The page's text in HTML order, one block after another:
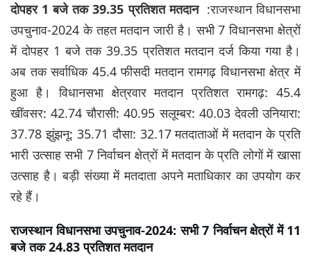
दोपहर 1 बजे तक 39.35 प्रतिशत मतदान :राजस्थान विधानसभा
उपचुनाव-2024 के तहत मतदान जारी है। सभी 7 विधानसभा क्षेत्रों
में दोपहर 1 बजे तक 39.35 प्रतिशत मतदान दर्ज किया गया है।
अब तक सर्वाधिक 45.4 फीसदी मतदान रामगढ़ विधानसभा क्षेत्र में
हुआ है। विधानसभा क्षेत्रवार मतदान प्रतिशत रामगढ़: 45.4
खींवसर: 42.74 चौरासी: 40.95 सलूम्बर: 40.03 देवली उनियारा:
37.78 झुंझनू: 35.71 दौसा: 32.17 मतदाताओं में मतदान के प्रति
भारी उत्साह सभी 7 निर्वाचन क्षेत्रों में मतदान के प्रति लोगों में खासा
उत्साह है। बड़ी संख्या में मतदाता अपने मताधिकार का उपयोग कर
रहे हैं।
राजस्थान विधानसभा उपचुनाव-2024: सभी 7 निर्वाचन क्षेत्रों में 11
बजे तक 24.83 प्रतिशत मतदान